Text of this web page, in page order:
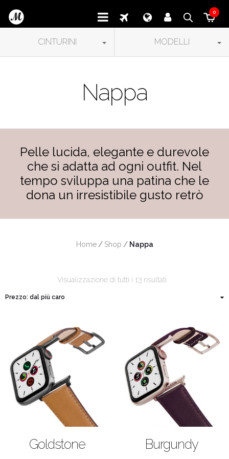
0
CINTURINI MODELLI
Nappa
Pelle lucida, elegante e durevole
che si adatta ad ogni outfit. Nel
tempo sviluppa una patina che le
dona un irresistibile gusto retrò
Home / Shop / Nappa
Visualizzazione di tutti i 13 risultati
Goldstone Burgundy